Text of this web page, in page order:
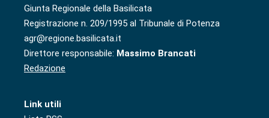
Giunta Regionale della Basilicata
Registrazione n. 209/1995 al Tribunale di Potenza
agr@regione.basilicata.it
Direttore responsabile: Massimo Brancati
Redazione
Link utili